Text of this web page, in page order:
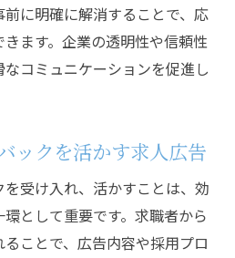
に明確に解消することで、応
ます。企業の透明性や信頼性
コミュニケーションを促進し
ックを活かす求人広告
受け入れ、活かすことは、効
として重要です。求職者から
ことで、広告内容や採用プロ